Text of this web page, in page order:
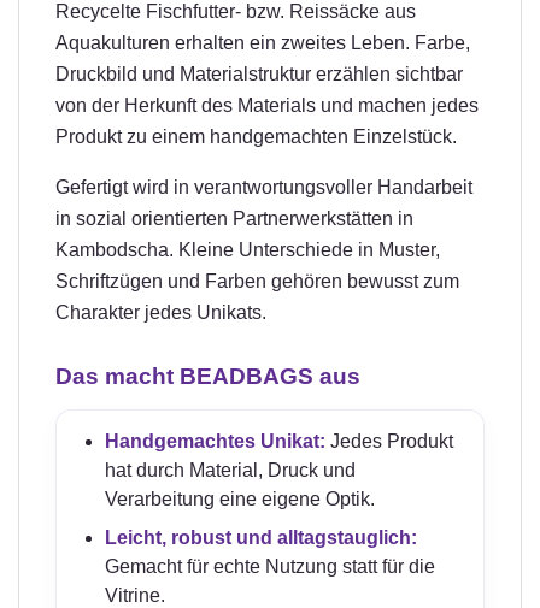
Recycelte Fischfutter- bzw. Reissäcke aus
Aquakulturen erhalten ein zweites Leben. Farbe,
Druckbild und Materialstruktur erzählen sichtbar
von der Herkunft des Materials und machen jedes
Produkt zu einem handgemachten Einzelstück.
Gefertigt wird in verantwortungsvoller Handarbeit
in sozial orientierten Partnerwerkstätten in
Kambodscha. Kleine Unterschiede in Muster,
Schriftzügen und Farben gehören bewusst zum
Charakter jedes Unikats.
Das macht BEADBAGS aus
Handgemachtes Unikat: Jedes Produkt
hat durch Material, Druck und
Verarbeitung eine eigene Optik.
Leicht, robust und alltagstauglich:
Gemacht für echte Nutzung statt für die
Vitrine.